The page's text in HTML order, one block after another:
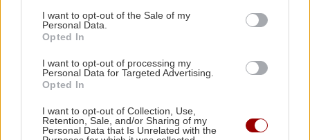
I want to opt-out of the Sale of my
Personal Data.
Opted In
I want to opt-out of processing my
Personal Data for Targeted Advertising.
Opted In
I want to opt-out of Collection, Use,
Retention, Sale, and/or Sharing of my
Personal Data that Is Unrelated with the
Πέντε νεκροί σε Ουκρανία και Ρωσία από τις
ανταλλαγές πληγμάτων
ΠΟΛΙΤΙΚΗ
Άκης Σκέρτσος: Από το 2018 έως το 2025 οι
καταθέσεις φυσικών προσώπων αυξήθηκαν
GOSSIP - LIFESTYLE
Δάντης: «Δεν θα ξαναγράψω ποτέ